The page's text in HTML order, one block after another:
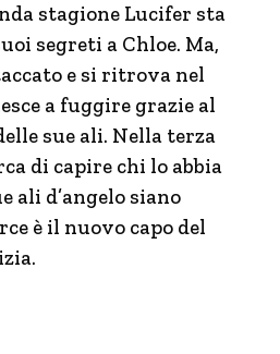
stagione Lucifer sta
segreti a Chloe. Ma,
e si ritrova nel
a fuggire grazie al
sue ali. Nella terza
di capire chi lo abbia
ali d’angelo siano
è il nuovo capo del